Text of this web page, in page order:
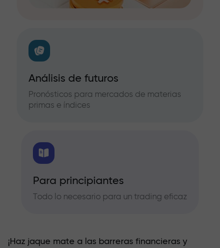
Análisis de futuros
Pronósticos para mercados de materias
primas e índices
Para principiantes
Todo lo necesario para un trading eficaz
¡Haz jaque mate a las barreras financieras y